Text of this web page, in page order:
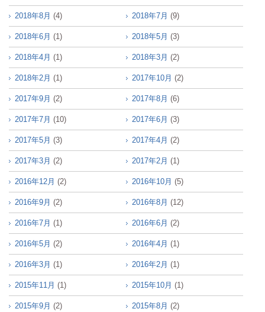
2018年8月 (4) 2018年7月 (9)
2018年6月 (1) 2018年5月 (3)
2018年4月 (1) 2018年3月 (2)
2018年2月 (1) 2017年10月 (2)
2017年9月 (2) 2017年8月 (6)
2017年7月 (10) 2017年6月 (3)
2017年5月 (3) 2017年4月 (2)
2017年3月 (2) 2017年2月 (1)
2016年12月 (2) 2016年10月 (5)
2016年9月 (2) 2016年8月 (12)
2016年7月 (1) 2016年6月 (2)
2016年5月 (2) 2016年4月 (1)
2016年3月 (1) 2016年2月 (1)
2015年11月 (1) 2015年10月 (1)
2015年9月 (2) 2015年8月 (2)